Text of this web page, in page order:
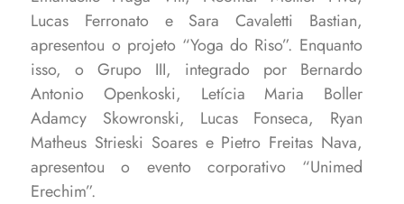
Lucas Ferronato e Sara Cavaletti Bastian,
apresentou o projeto “Yoga do Riso”. Enquanto
isso, o Grupo III, integrado por Bernardo
Antonio Openkoski, Letícia Maria Boller
Adamcy Skowronski, Lucas Fonseca, Ryan
Matheus Strieski Soares e Pietro Freitas Nava,
apresentou o evento corporativo “Unimed
Erechim”.